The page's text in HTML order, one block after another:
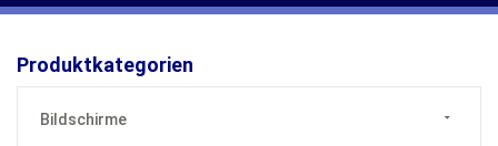
Produktkategorien
Bildschirme